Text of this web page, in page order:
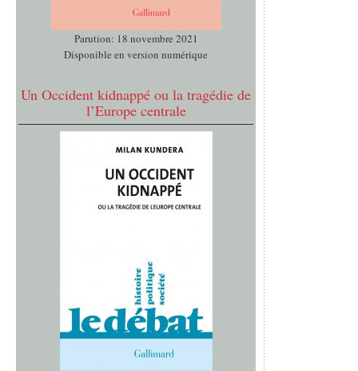
Parution: 18 novembre 2021
Disponible en version numérique
Un Occident kidnappé ou la tragédie de
l’Europe centrale